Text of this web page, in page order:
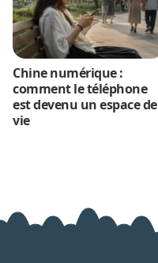
Chine numérique :
comment le téléphone
est devenu un espace de
vie